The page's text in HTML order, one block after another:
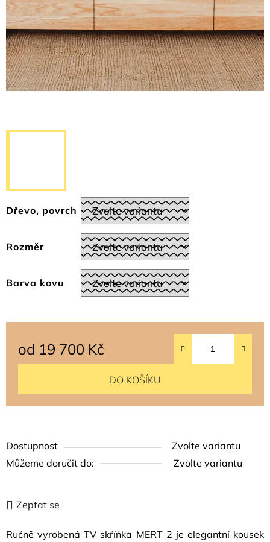
Ručně vyrobená TV skříňka MERT 2 je elegantní kousek
Dřevo, povrch
Rozměr
Barva kovu
Dostupnost
Zvolte variantu
Můžeme doručit do:
Zvolte variantu
od 19 700 Kč
DO KOŠÍKU
Zeptat se